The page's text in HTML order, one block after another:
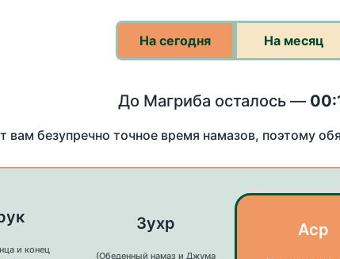
На сегодня На месяц
До Магриба осталось —
вам безупречно точное время намазов, поэтому
и конец
Зухр
(Обеденный намаз и Джума
Аср